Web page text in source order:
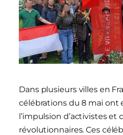
Dans plusieurs villes en
célébrations du 8 mai ont
l’impulsion d’activistes et
révolutionnaires. Ces